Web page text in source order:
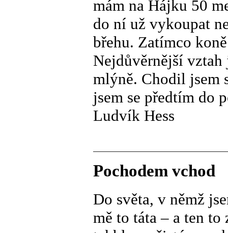
mám na Hájku 50
do ní už vykoupat
břehu. Zatímco
Nejdůvěrnější vztah
mlýně. Chodil jsem
jsem se předtím do
Ludvík Hess
Pochodem vchod
Do světa, v němž
mě to táta – a ten